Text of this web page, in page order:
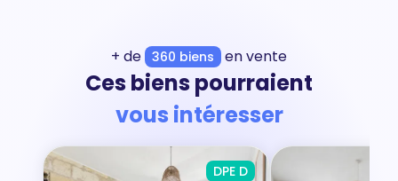
+ de 360 biens en vente
Ces biens pourraient
vous intéresser
DPE D